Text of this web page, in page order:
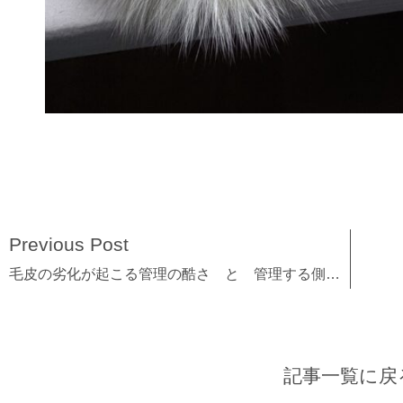
Previous Post
毛皮の劣化が起こる管理の酷さ と 管理する側の無自覚さ
記事一覧に戻